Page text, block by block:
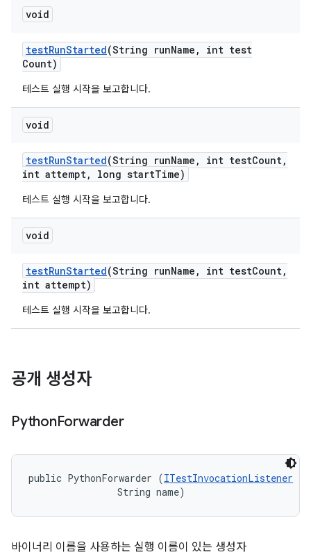
void
testRunStarted(String runName ,
int test
Count)
테스트 실행 시작을 보고합니다.
void
testRunStarted(String runName , int testCount,
int attempt, long startTime)
테스트 실행 시작을 보고합니다.
void
testRunStarted(String runName , int testCount,
int attempt)
테스트 실행 시작을 보고합니다.
공개 생성자
PythonForwarder
public PythonForwarder (ITestInvocationListener
                String name)
바이너리 이름을 사용하는 실행 이름이 있는 생성자